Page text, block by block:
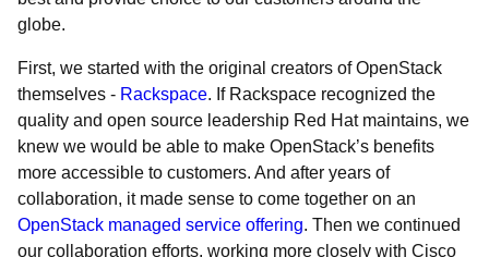
globe.
First, we started with the original creators of OpenStack
themselves - Rackspace. If Rackspace recognized the
quality and open source leadership Red Hat maintains, we
knew we would be able to make OpenStack’s benefits
more accessible to customers. And after years of
collaboration, it made sense to come together on an
OpenStack managed service offering. Then we continued
our collaboration efforts, working more closely with Cisco